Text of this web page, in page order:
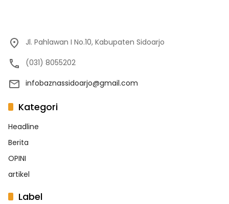
Jl. Pahlawan I No.10, Kabupaten Sidoarjo
(031) 8055202
infobaznassidoarjo@gmail.com
Kategori
Headline
Berita
OPINI
artikel
Label